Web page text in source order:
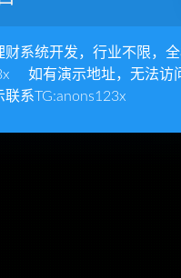
系统开发，行业不限，
如有演示地址，无法访
联系TG:anons123x